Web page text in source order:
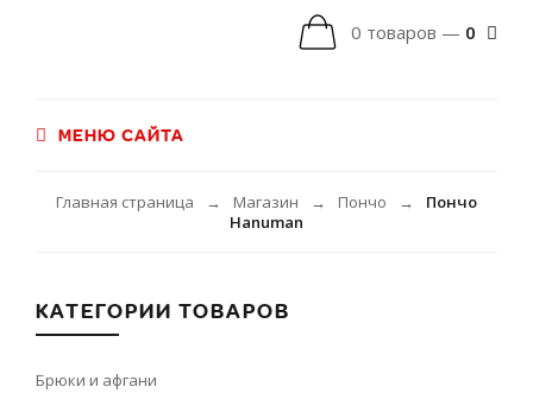
0 товаров — 0
МЕНЮ САЙТА
Главная страница → Магазин → Пончо →
Пончо
Hanuman
КАТЕГОРИИ ТОВАРОВ
Брюки и афгани